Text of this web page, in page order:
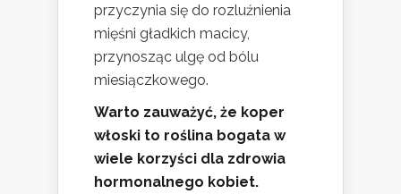
przyczynia się do rozluźnienia
mięśni gładkich macicy,
przynosząc ulgę od bólu
miesiączkowego.
Warto zauważyć, że koper
włoski to roślina bogata w
wiele korzyści dla zdrowia
hormonalnego kobiet.